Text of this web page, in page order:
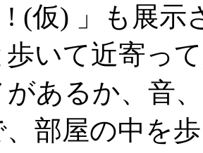
(仮) 」も展示
いて近寄っ
があるか、音
部屋の中を